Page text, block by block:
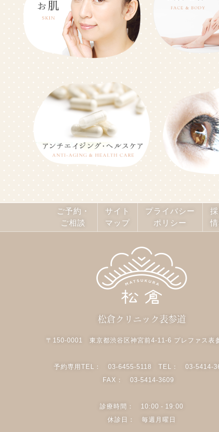
ご予約・
ご相談
サイト
マップ
プライバシー
ポリシー
松倉クリニック表参道
〒150-0001 東京都渋谷区神宮前4-11-6 プレファス表
予約専用TEL：03-6455-5118 TEL：03-5414-
FAX： 03-5414-3609
診療時間： 10:00 - 19:00
休診日： 毎週月曜日